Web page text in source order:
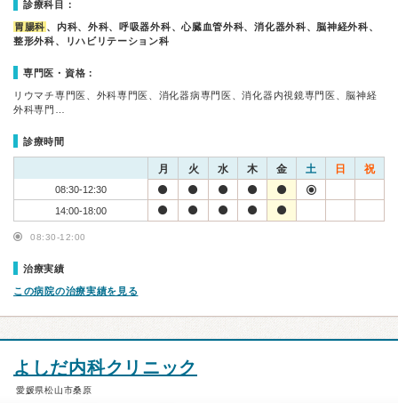
診療科目：
胃腸科 、内科、外科、呼吸器外科、心臓血管外科、消化器外科、脳神経外科、
整形外科、リハビリテーション科
専門医・資格：
リウマチ専門医、外科専門医、消化器病専門医、消化器内視鏡専門医、脳神経
外科専門…
診療時間
月 火 水 木 金 土 日 祝
08:30-12:30
14:00-18:00
08:30-12:00
治療実績
この病院の治療実績を見る
よしだ内科クリニック
愛媛県松山市桑原